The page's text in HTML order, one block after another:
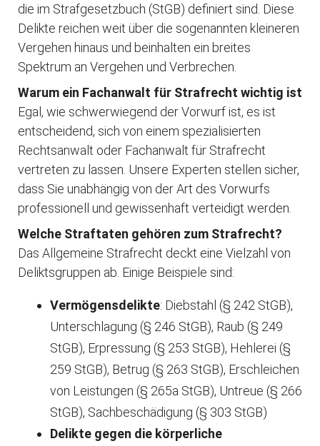
die im Strafgesetzbuch (StGB) definiert sind. Diese
Delikte reichen weit über die sogenannten kleineren
Vergehen hinaus und beinhalten ein breites
Spektrum an Vergehen und Verbrechen.
Warum ein Fachanwalt für Strafrecht wichtig ist
Egal, wie schwerwiegend der Vorwurf ist, es ist
entscheidend, sich von einem spezialisierten
Rechtsanwalt oder Fachanwalt für Strafrecht
vertreten zu lassen. Unsere Experten stellen sicher,
dass Sie unabhängig von der Art des Vorwurfs
professionell und gewissenhaft verteidigt werden.
Welche Straftaten gehören zum Strafrecht?
Das Allgemeine Strafrecht deckt eine Vielzahl von
Deliktsgruppen ab. Einige Beispiele sind:
Vermögensdelikte: Diebstahl (§ 242 StGB),
Unterschlagung (§ 246 StGB), Raub (§ 249
StGB), Erpressung (§ 253 StGB), Hehlerei (§
259 StGB), Betrug (§ 263 StGB), Erschleichen
von Leistungen (§ 265a StGB), Untreue (§ 266
StGB), Sachbeschädigung (§ 303 StGB)
Delikte gegen die körperliche